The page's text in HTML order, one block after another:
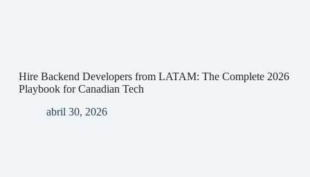
Hire Backend Developers from LATAM: The Complete 2026
Playbook for Canadian Tech
abril 30, 2026